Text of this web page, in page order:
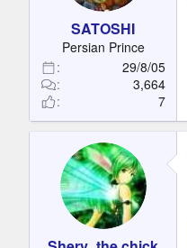
SATOSHI
Persian Prince
29/8/05
3,664
7